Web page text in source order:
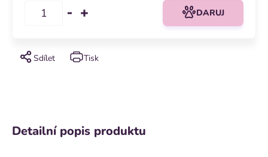
Tisk
Sdílet
DARUJ
Detailní popis produktu